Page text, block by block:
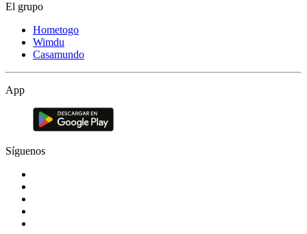
El grupo
Hometogo
Wimdu
Casamundo
App
Síguenos